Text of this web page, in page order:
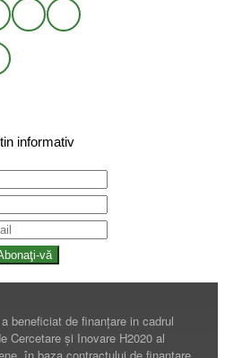
informativ
vă
beneficiat de finanțare in cadrul
Cercetare și Inovare H2020 al